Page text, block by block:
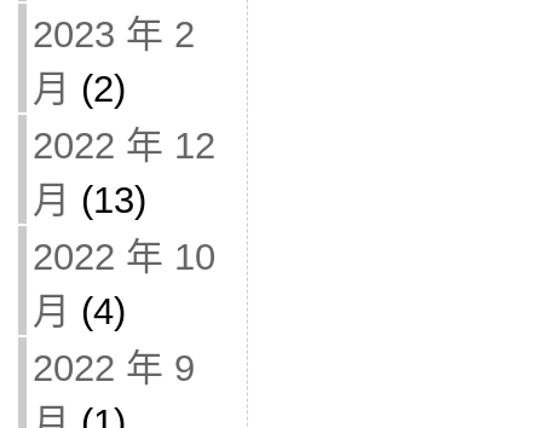
2023 年 2
月 (2)
2022 年 12
月 (13)
2022 年 10
月 (4)
2022 年 9